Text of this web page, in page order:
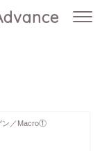
ン／Macro①